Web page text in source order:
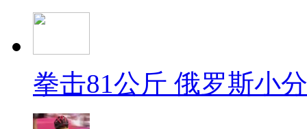
拳击81公斤 俄罗斯小